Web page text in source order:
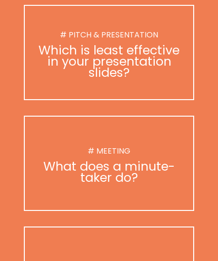
# PITCH & PRESENTATION
Which is least effective
in your presentation
slides?
# MEETING
What does a minute-
taker do?